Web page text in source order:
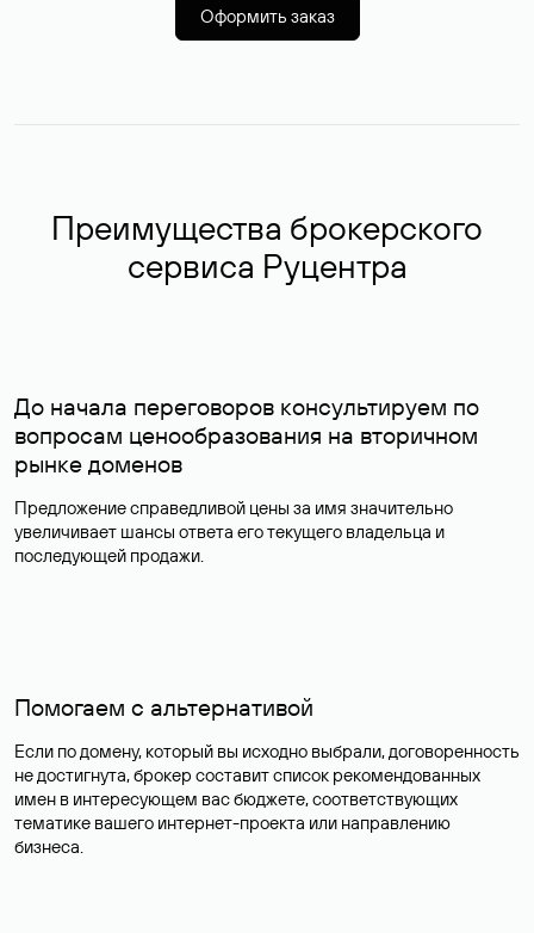
Оформить заказ
Преимущества брокерского
сервиса Руцентра
До начала переговоров консультируем по
вопросам ценообразования на вторичном
рынке доменов
Предложение справедливой цены за имя значительно
увеличивает шансы ответа его текущего владельца и
последующей продажи.
Помогаем с альтернативой
Если по домену, который вы исходно выбрали, договоренность
не достигнута, брокер составит список рекомендованных
имен в интересующем вас бюджете, соответствующих
тематике вашего интернет-проекта или направлению
бизнеса.